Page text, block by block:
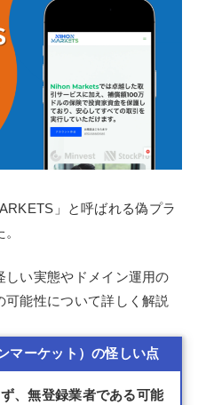
」と呼ばれる偽プラ
い実態やドメイン運用の
能性について詳しく解説
マーケット）の怪しい点
、無登録業者である可能